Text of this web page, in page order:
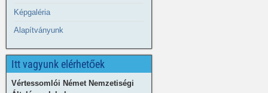
Képgaléria
Alapítványunk
Itt vagyunk elérhetőek
Vértessomlói Német Nemzetiségi